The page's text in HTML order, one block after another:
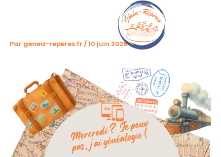
contenu
Par genea-reperes.fr /10 juin 2026